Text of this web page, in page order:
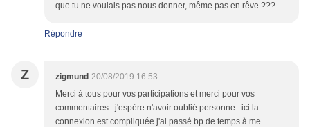
que tu ne voulais pas nous donner, même pas en rêve ???
Répondre
Z zigmund 20/08/2019 16:53
Merci à tous pour vos participations et merci pour vos
commentaires . j'espère n'avoir oublié personne : ici la
connexion est compliquée j'ai passé bp de temps à me